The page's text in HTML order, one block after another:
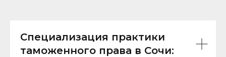
Специализация практики
таможенного права в Сочи: